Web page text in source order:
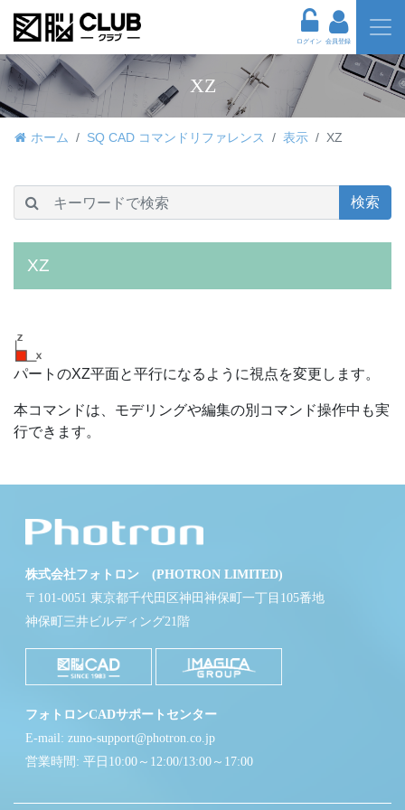
ログイン 会員登録
XZ
ホーム SQ CAD コマンドリファレンス 表示 XZ
検索
XZ
パートのXZ平面と平行になるように視点を変更します。
本コマンドは、モデリングや編集の別コマンド操作中も実
行できます。
株式会社フォトロン (PHOTRON LIMITED)
〒101-0051 東京都千代田区神田神保町一丁目105番地
神保町三井ビルディング21階
フォトロンCADサポートセンター
E-mail: zuno-support@photron.co.jp
営業時間: 平日10:00～12:00/13:00～17:00